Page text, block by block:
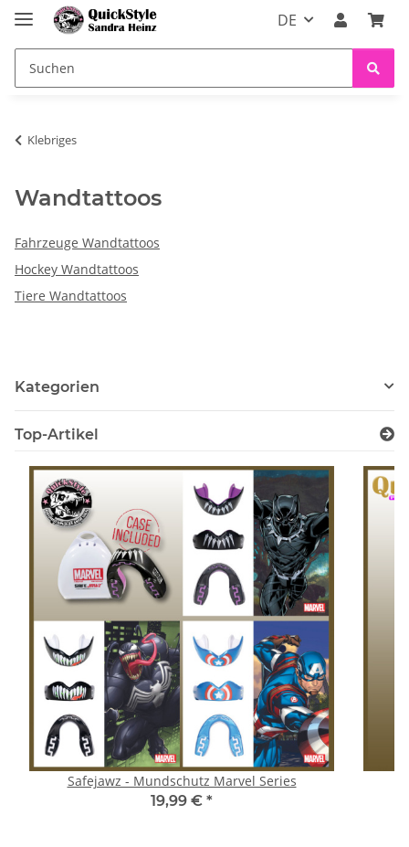
DE
Klebriges
Wandtattoos
Fahrzeuge Wandtattoos
Hockey Wandtattoos
Tiere Wandtattoos
Kategorien
Top-Artikel
Safejawz - Mundschutz Marvel Series
19,99 € *